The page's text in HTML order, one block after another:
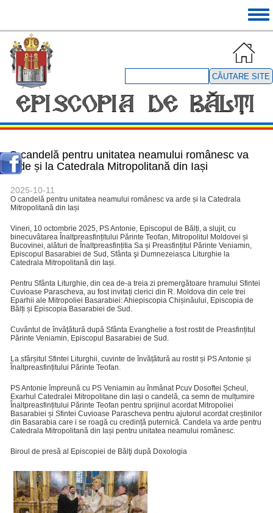
principal
O candelă pentru unitatea neamului românesc va
arde și la Catedrala Mitropolitană din Iași
2025-10-11
O candelă pentru unitatea neamului românesc va arde și la Catedrala
Mitropolitană din Iași
Vineri, 10 octombrie 2025, PS Antonie, Episcopul de Bălți, a slujit, cu
binecuvâtarea Înaltpreasfințitului Părinte Teofan, Mitropolitul Moldovei și
Bucovinei, alături de Înaltpreasfințitia Sa și Preasfințitul Părinte Veniamin,
Episcopul Basarabiei de Sud, Sfânta şi Dumnezeiasca Liturghie la
Catedrala Mitropolitană din Iași.
Pentru Sfânta Liturghie, din cea de-a treia zi premergătoare hramului Sfintei
Cuvioase Parascheva, au fost invitați clerici din R. Moldova din cele trei
Eparhii ale Mitropoliei Basarabiei: Ahiepiscopia Chișinăului, Episcopia de
Bălți și Episcopia Basarabiei de Sud.
Cuvântul de învățătură după Sfânta Evanghelie a fost rostit de Preasfințitul
Părinte Veniamin, Episcopul Basarabiei de Sud.
La sfârșitul Sfintei Liturghii, cuvinte de învățătură au rostit și PS Antonie și
Înaltpreasfințitului Părinte Teofan.
PS Antonie împreună cu PS Veniamin au înmânat Pcuv Dosoftei Șcheul,
Exarhul Catedralei Mitropolitane din Iași o candelă, ca semn de mulțumire
Înaltpreasfințitului Părinte Teofan pentru sprijinul acordat Mitropoliei
Basarabiei și Sfintei Cuvioase Parascheva pentru ajutorul acordat creștinilor
din Basarabia care i se roagă cu credință puternică. Candela va arde pentru
Catedrala Mitropolitană din Iași pentru unitatea neamului românesc.
Biroul de presă al Episcopiei de Bălţi după Doxologia